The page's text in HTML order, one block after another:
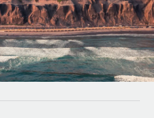
integreren
HR-functies voor je team
HR solutions op maat
bedrijven